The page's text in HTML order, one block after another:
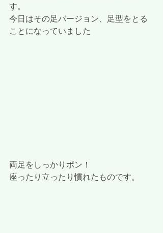
す。
今日はその足バージョン、足型をとる
ことになっていました
両足をしっかりポン！
座ったり立ったり慣れたものです。